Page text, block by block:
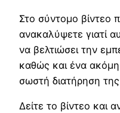
Στο σύντομο βίντεο
ανακαλύψετε γιατί
να βελτιώσει την
καθώς και ένα ακόμη
σωστή διατήρηση
Δείτε το βίντεο και